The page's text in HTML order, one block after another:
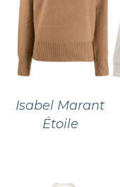
Isabel Marant
Étoile